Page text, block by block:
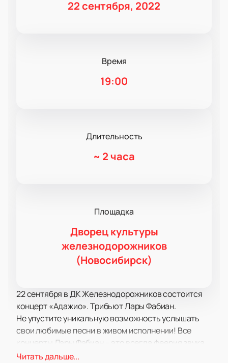
22 сентября, 2022
Время
19:00
Длительность
~ 2 часа
Площадка
Дворец культуры
железнодорожников
(Новосибирск)
22 сентября в ДК Железнодорожников состоится
концерт «Адажио». Трибьют Лары Фабиан.
Не упустите уникальную возможность услышать
свои любимые песни в живом исполнении! Все
концерты Лары Фабиан – это всегда феерия звука,
света, настоящий драйв и невероятные эмоции!
Читать дальше...